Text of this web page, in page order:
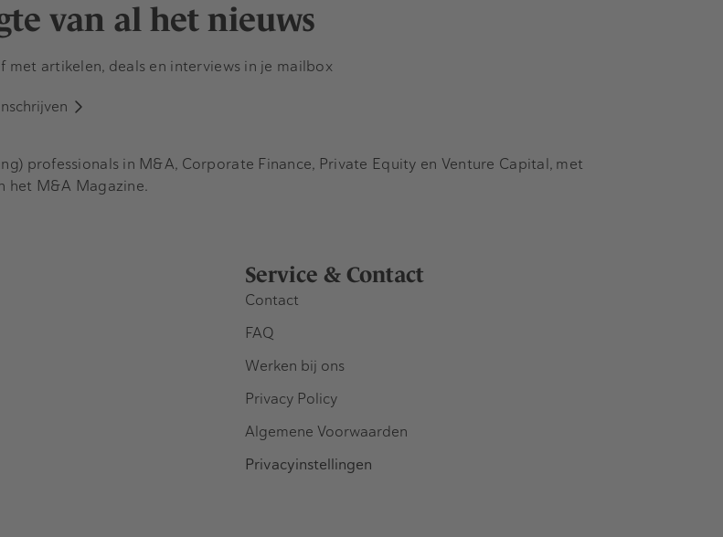
van al het nieuws
met artikelen, deals en interviews in je mailbox
Service & Contact
Contact
FAQ
Werken bij ons
Privacy Policy
Algemene Voorwaarden
Privacyinstellingen
professionals in M&A, Corporate Finance, Private Equity en Venture Capital, met
het M&A Magazine.